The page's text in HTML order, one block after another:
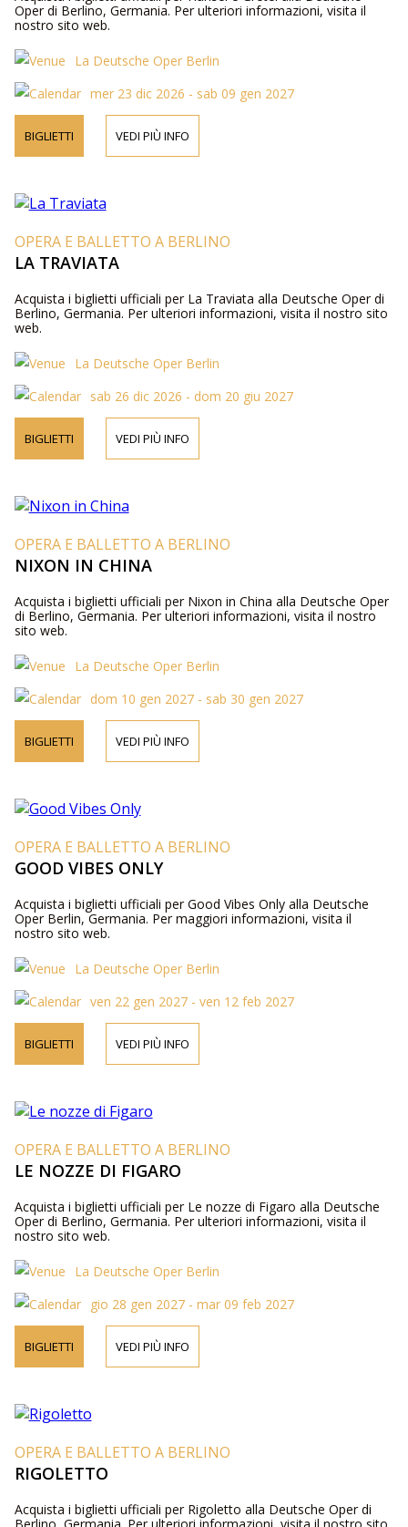
Oper di Berlino, Germania. Per ulteriori informazioni, visita il
nostro sito web.
La Deutsche Oper Berlin
mer 23 dic 2026 - sab 09 gen 2027
BIGLIETTI VEDI PIÙ INFO
OPERA E BALLETTO A BERLINO
LA TRAVIATA
Acquista i biglietti ufficiali per La Traviata alla Deutsche Oper di
Berlino, Germania. Per ulteriori informazioni, visita il nostro sito
web.
La Deutsche Oper Berlin
sab 26 dic 2026 - dom 20 giu 2027
BIGLIETTI VEDI PIÙ INFO
OPERA E BALLETTO A BERLINO
NIXON IN CHINA
Acquista i biglietti ufficiali per Nixon in China alla Deutsche Oper
di Berlino, Germania. Per ulteriori informazioni, visita il nostro
sito web.
La Deutsche Oper Berlin
dom 10 gen 2027 - sab 30 gen 2027
BIGLIETTI VEDI PIÙ INFO
OPERA E BALLETTO A BERLINO
GOOD VIBES ONLY
Acquista i biglietti ufficiali per Good Vibes Only alla Deutsche
Oper Berlin, Germania. Per maggiori informazioni, visita il
nostro sito web.
La Deutsche Oper Berlin
ven 22 gen 2027 - ven 12 feb 2027
BIGLIETTI VEDI PIÙ INFO
OPERA E BALLETTO A BERLINO
LE NOZZE DI FIGARO
Acquista i biglietti ufficiali per Le nozze di Figaro alla Deutsche
Oper di Berlino, Germania. Per ulteriori informazioni, visita il
nostro sito web.
La Deutsche Oper Berlin
gio 28 gen 2027 - mar 09 feb 2027
BIGLIETTI VEDI PIÙ INFO
OPERA E BALLETTO A BERLINO
RIGOLETTO
Acquista i biglietti ufficiali per Rigoletto alla Deutsche Oper di
Berlino, Germania. Per ulteriori informazioni, visita il nostro sito